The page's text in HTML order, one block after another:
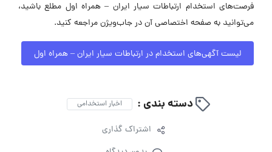
فرصت‌های استخدام ارتباطات سیار ایران – همراه اول مطلع باشید،
می‌توانید به صفحه اختصاصی آن در جاب‌ویژن مراجعه کنید.
لیست آگهی‌های استخدام در ارتباطات سیار ایران – همراه اول
دسته بندی : اخبار استخدامی
اشتراک گذاری